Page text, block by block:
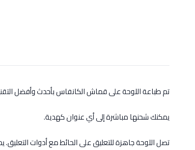
تم طباعة اللوحة على قماش الكانفاس بأحدث وأفضل
يمكنك شحنها مباشرة إلى أي عنوان كهدية.
تصل اللوحة جاهزة للتعليق على الحائط مع أدوات